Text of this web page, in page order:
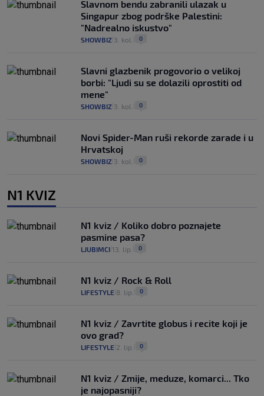
Slavnom bendu zabranili ulazak u
Singapur zbog podrške Palestini:
"Nadrealno iskustvo"
SHOWBIZ 3. kol. 0
Slavni glazbenik progovorio o velikoj
borbi: "Ljudi su se dolazili oprostiti od
mene"
SHOWBIZ 3. kol. 0
Novi Spider-Man ruši rekorde zarade i u
Hrvatskoj
SHOWBIZ 3. kol. 0
N1 KVIZ
N1 kviz / Koliko dobro poznajete
pasmine pasa?
LJUBIMCI 13. lip. 0
N1 kviz / Rock & Roll
LIFESTYLE 8. lip. 0
N1 kviz / Zavrtite globus i recite koji je
ovo grad?
LIFESTYLE 2. lip. 0
N1 kviz / Zmije, meduze, komarci... Tko
je najopasniji?